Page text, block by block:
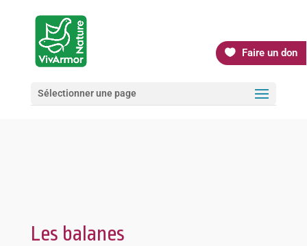
Faire un don
Sélectionner une page
Les balanes